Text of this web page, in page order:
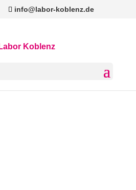
info@labor-koblenz.de